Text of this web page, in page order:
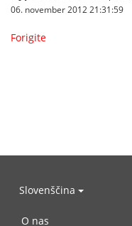
06. november 2012 21:31:59
Forigite
Slovenščina
O nas